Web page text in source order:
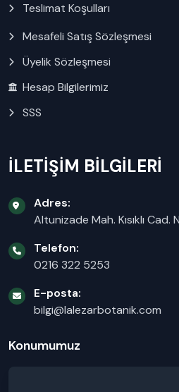
Teslimat Koşulları
Mesafeli Satış Sözleşmesi
Üyelik Sözleşmesi
Hesap Bilgilerimiz
SSS
İLETİŞİM BİLGİLERİ
Adres:
Altunizade Mah. Kısıklı
Telefon:
0216 322 5253
E-posta:
bilgi@lalezarbotanik.com
Konumumuz